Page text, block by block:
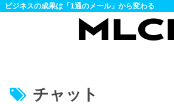
ビジネスの成果は「1通のメール」から変わる
チャット